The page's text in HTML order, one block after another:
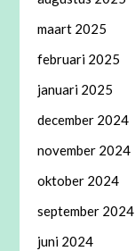
maart 2025
februari 2025
januari 2025
december 2024
november 2024
oktober 2024
september 2024
juni 2024